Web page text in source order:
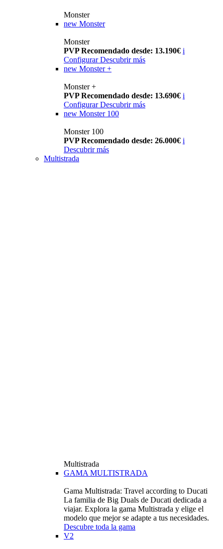
Monster
new Monster
Monster
PVP Recomendado desde: 13.190€ i
Configurar Descubrir más
new Monster +
Monster +
PVP Recomendado desde: 13.690€ i
Configurar Descubrir más
new Monster 100
Monster 100
PVP Recomendado desde: 26.000€ i
Descubrir más
Multistrada
Multistrada
GAMA MULTISTRADA
Gama Multistrada: Travel according to Ducati
La familia de Big Duals de Ducati dedicada a
viajar. Explora la gama Multistrada y elige el
modelo que mejor se adapte a tus necesidades.
Descubre toda la gama
V2